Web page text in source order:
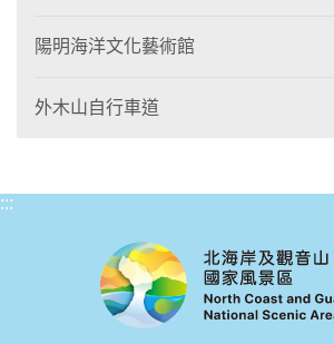
陽明海洋文化藝術館
外木山自行車道
:::